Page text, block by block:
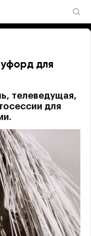
для
телеведущая,
для